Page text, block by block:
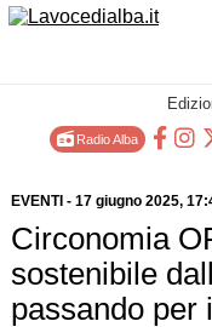
Radio Alba
EVENTI - 17 giugno 2025,
Circonomia
sostenibile
passando per